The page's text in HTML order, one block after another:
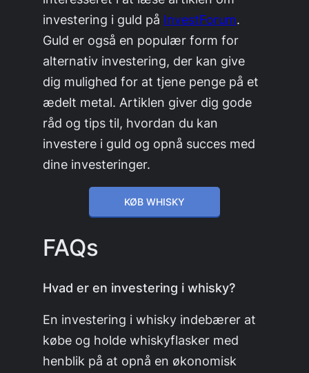
investering i guld på InvestForum.
Guld er også en populær form for
alternativ investering, der kan give
dig mulighed for at tjene penge på et
ædelt metal. Artiklen giver dig gode
råd og tips til, hvordan du kan
investere i guld og opnå succes med
dine investeringer.
KØB WHISKY
FAQs
Hvad er en investering i whisky?
En investering i whisky indebærer at
købe og holde whiskyflasker med
henblik på at opnå en økonomisk